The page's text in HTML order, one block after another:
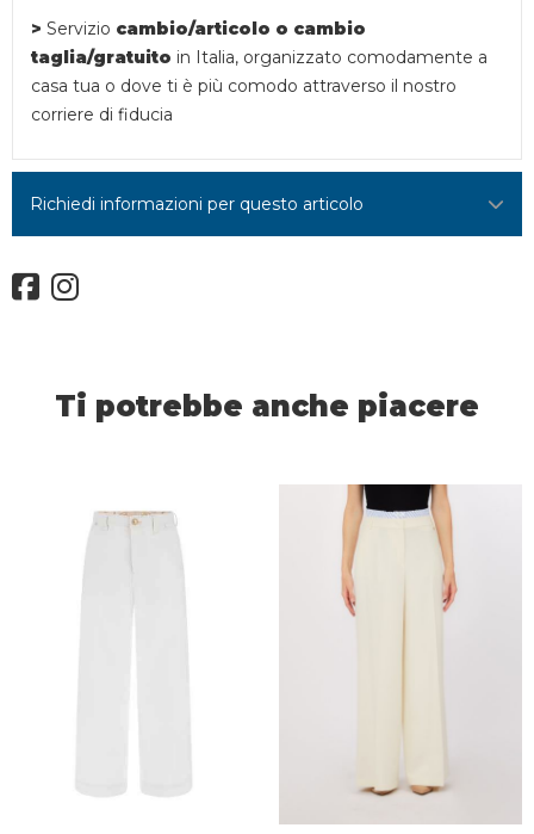
> Servizio cambio/articolo o cambio
taglia/gratuito in Italia, organizzato comodamente a
casa tua o dove ti è più comodo attraverso il nostro
corriere di fiducia
Richiedi informazioni per questo articolo
Ti potrebbe anche piacere